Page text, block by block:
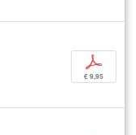
p
€ 9,95